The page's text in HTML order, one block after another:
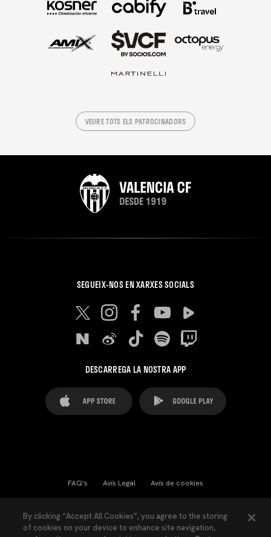
VEURE TOTS ELS PATROCINADORS
SEGUEIX-NOS EN XARXES SOCIALS
DESCARREGA LA NOSTRA APP
FAQ's Avís Legal Avís de cookies
Llei de Transparència Política de Privacitat
By clicking “Accept All Cookies”, you agree to the storing
of cookies on your device to enhance site navigation,